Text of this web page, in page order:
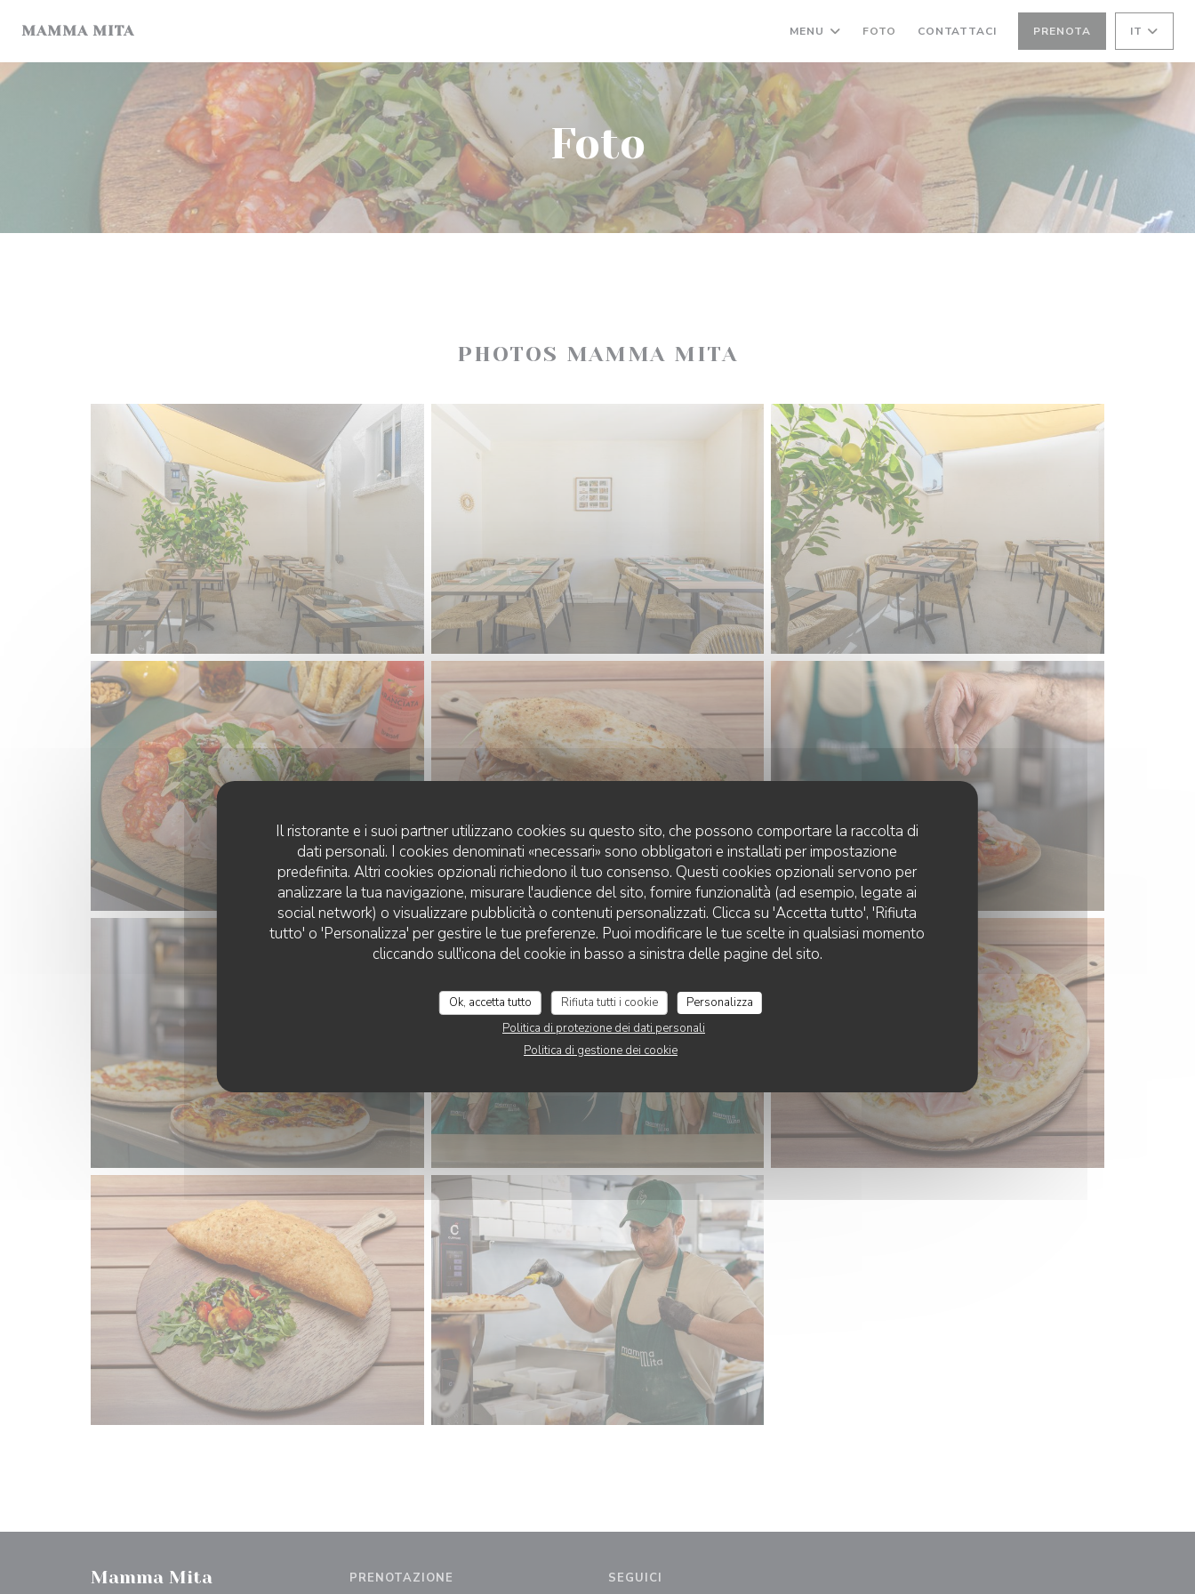
Il ristorante e i suoi partner utilizzano cookies su questo sito, che possono comportare la raccolta di
dati personali. I cookies denominati «necessari» sono obbligatori e installati per impostazione
predefinita. Altri cookies opzionali richiedono il tuo consenso. Questi cookies opzionali servono per
analizzare la tua navigazione, misurare l'audience del sito, fornire funzionalità (ad esempio, legate ai
social network) o visualizzare pubblicità o contenuti personalizzati. Clicca su 'Accetta tutto', 'Rifiuta
tutto' o 'Personalizza' per gestire le tue preferenze. Puoi modificare le tue scelte in qualsiasi momento
cliccando sull'icona del cookie in basso a sinistra delle pagine del sito.
Ok, accetta tutto Rifiuta tutti i cookie
Personalizza
Politica di protezione dei dati personali
Politica di gestione dei cookie
MAMMA MITA MENU FOTO CONTATTACI PRENOTA IT
Foto
PHOTOS MAMMA MITA
Mamma Mita PRENOTAZIONE SEGUICI
MAMMA MITA